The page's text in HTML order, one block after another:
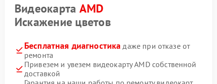
Видеокарта AMD
Искажение цветов
Бесплатная диагностика даже при отказе от
ремонта
Привезем и увезем видеокарту AMD собственной
доставкой